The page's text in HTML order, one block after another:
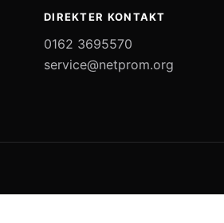
DIREKTER KONTAKT
0162 3695570
service@netprom.org